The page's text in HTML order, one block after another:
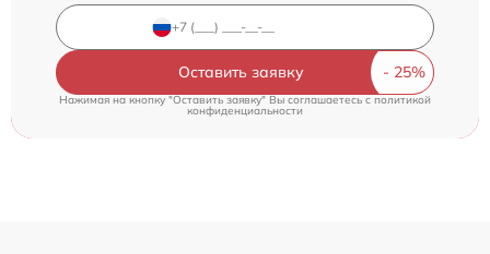
Оставить заявку
Нажимая на кнопку "Оставить заявку" Вы соглашаетесь cполитикой
конфиденциальности